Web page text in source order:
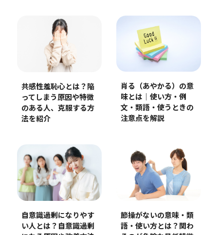
共感性羞恥心とは？陥
ってしまう原因や特徴
のある人、克服する方
法を紹介
肖る（あやかる）の意
味とは｜使い方・例
文・類語・使うときの
注意点を解説
自意識過剰になりやす
い人とは？自意識過剰
節操がないの意味・類
語・使い方とは？関わ